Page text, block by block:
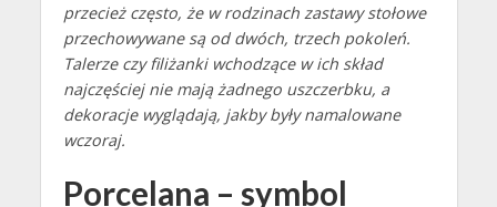
przecież często, że w rodzinach zastawy stołowe
przechowywane są od dwóch, trzech pokoleń.
Talerze czy filiżanki wchodzące w ich skład
najczęściej nie mają żadnego uszczerbku, a
dekoracje wyglądają, jakby były namalowane
wczoraj.
Porcelana – symbol